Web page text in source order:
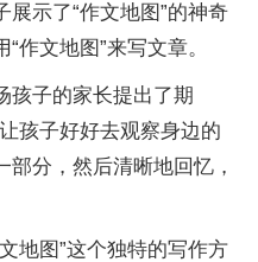
示了“作文地图”的神奇
作文地图”来写文章。
孩子的家长提出了期
孩子好好去观察身边的
分，然后清晰地回忆，
地图”这个独特的写作方